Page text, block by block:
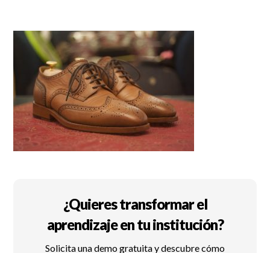
¿Quieres transformar el
aprendizaje en tu institución?
Solicita una demo gratuita y descubre cómo